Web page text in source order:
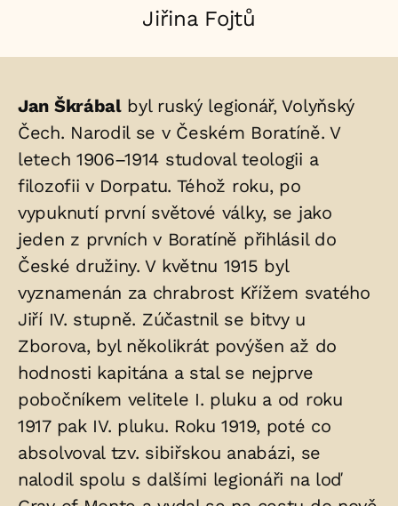
Jiřina Fojtů
Životopis
osoby/osob
uložených
v
hrobu:
Jan Škrábalbyl ruský legionář, Volyňský
Čech. Narodil se v Českém Boratíně. V
letech 1906–1914 studoval teologii a
filozofii v Dorpatu. Téhož roku, po
vypuknutí první světové války, se jako
jeden z prvních v Boratíně přihlásil do
České družiny. V květnu 1915 byl
vyznamenán za chrabrost Křížem svatého
Jiří IV. stupně. Zúčastnil se bitvy u
Zborova, byl několikrát povýšen až do
hodnosti kapitána a stal se nejprve
pobočníkem velitele I. pluku a od roku
1917 pak IV. pluku. Roku 1919, poté co
absolvoval tzv. sibiřskou anabázi, se
nalodil spolu s dalšími legionáři na loď